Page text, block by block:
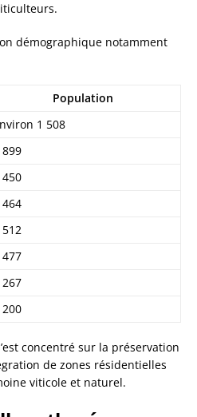
démographique notamment
Population
1 508
899
450
464
512
concentré sur la préservation
de zones résidentielles
viticole et naturel.